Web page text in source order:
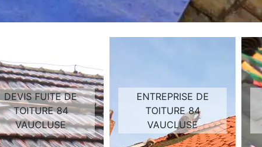
DEVIS FUITE DE
TOITURE 84
VAUCLUSE
ENTREPRISE DE
TOITURE 84
VAUCLUSE